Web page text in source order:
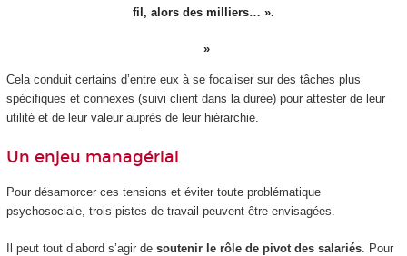
fil, alors des milliers… ».
Cela conduit certains d’entre eux à se focaliser sur des tâches plus
spécifiques et connexes (suivi client dans la durée) pour attester de leur
utilité et de leur valeur auprès de leur hiérarchie.
Un enjeu managérial
Pour désamorcer ces tensions et éviter toute problématique
psychosociale, trois pistes de travail peuvent être envisagées.
Il peut tout d’abord s’agir de soutenir le rôle de pivot des salariés. Pour